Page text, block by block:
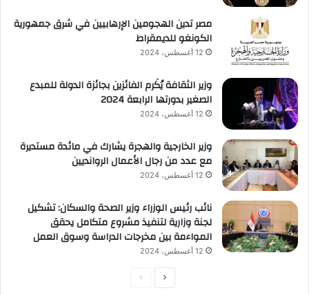
مصر تدين الهجومين الإرهابيين في شرق جمهورية
الكونغو للديمقراط
12 أغسطس، 2024
وزير الثقافة يُكَرم الفائزين بجائزة الدولة للمبدع
الصغير بدورتها الرابعة 2024
12 أغسطس، 2024
وزير الخارجية والهجرة يشارك في مائدة مستديرة
مع عدد من رجال الأعمال الروانديين
12 أغسطس، 2024
نائب رئيس الوزراء وزير الصحة والسكان: تشكيل
لجنة وزارية لتنفيذ مشروع متكامل يحقق
المواءمة بين مخرجات الدراسة وسوق العمل
12 أغسطس، 2024
الصفحةالصفحة